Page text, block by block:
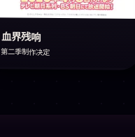
血界残响
第二季制作决定